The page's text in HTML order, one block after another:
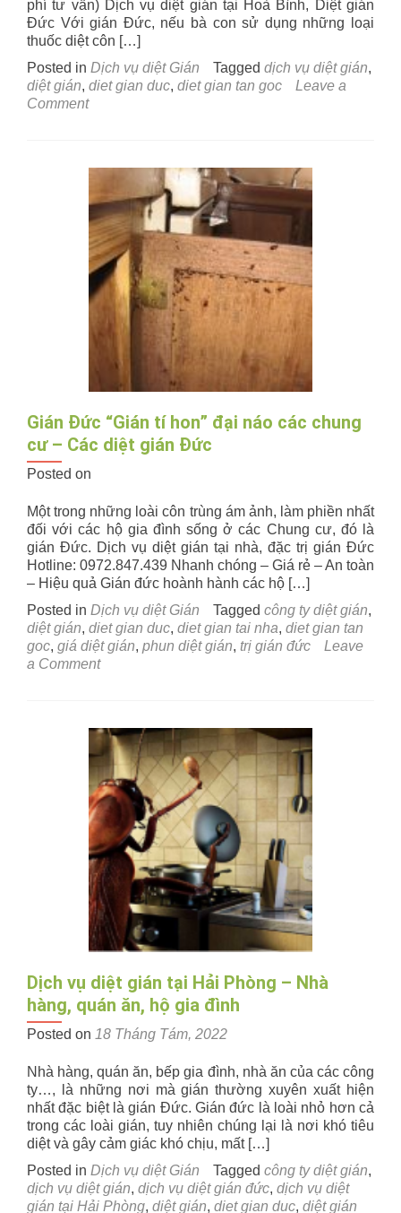
phí tư vấn) Dịch vụ diệt gián tại Hoà Bình, Diệt gián
Đức Với gián Đức, nếu bà con sử dụng những loại
thuốc diệt côn […]
Posted in Dịch vụ diệt Gián Tagged dịch vụ diệt gián,
diệt gián, diet gian duc, diet gian tan goc
Leave a
Commenton
gián
Hoà
Bình
–
Công
ty
diệt
trùng
nghiệp
Gián Đức “Gián tí hon” đại náo các chung
cư – Các diệt gián Đức
Posted on
Một trong những loài côn trùng ám ảnh, làm phiền nhất
đối với các hộ gia đình sống ở các Chung cư, đó là
gián Đức. Dịch vụ diệt gián tại nhà, đặc trị gián Đức
Hotline: 0972.847.439 Nhanh chóng – Giá rẻ – An toàn
– Hiệu quả Gián đức hoành hành các hộ […]
Posted in Dịch vụ diệt Gián Tagged công ty diệt gián,
diệt gián, diet gian duc, diet gian tai nha, diet gian tan
goc, giá diệt gián, phun diệt gián, trị gián đức
Leave
a Commenton
tí
hon”
đại
náo
các
chung
cư
–
Các
diệt
gián
Đức
Dịch vụ diệt gián tại Hải Phòng – Nhà
hàng, quán ăn, hộ gia đình
Posted on 18 Tháng Tám, 2022
Nhà hàng, quán ăn, bếp gia đình, nhà ăn của các công
ty…, là những nơi mà gián thường xuyên xuất hiện
nhất đặc biệt là gián Đức. Gián đức là loài nhỏ hơn cả
trong các loài gián, tuy nhiên chúng lại là nơi khó tiêu
diệt và gây cảm giác khó chịu, mất […]
Posted in Dịch vụ diệt Gián Tagged công ty diệt gián,
dịch vụ diệt gián, dịch vụ diệt gián đức, dịch vụ diệt
gián tại Hải Phòng, diệt gián, diet gian duc, diệt gián